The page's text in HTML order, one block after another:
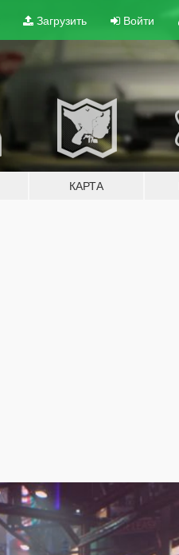
Загрузить Войти
КАРТА